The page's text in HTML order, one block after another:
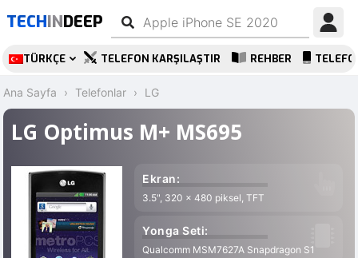
TECHINDEEP
TÜRKÇE TELEFON KARŞILAŞTIR REHBER
Ana Sayfa Telefonlar LG
LG Optimus M+ MS695
Ekran:
3.5", 320 x 480 piksel, TFT
Yonga Seti:
Qualcomm MSM7627A Snapdragon S1